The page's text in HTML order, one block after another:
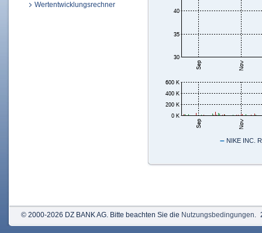
Wertentwicklungsrechner
– NIKE INC.
© 2000-2026 DZ BANK AG. Bitte beachten Sie die Nutzungsbedingungen.